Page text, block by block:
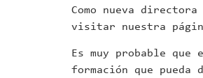
Como nueva
visitar nuestra
Es muy probable
formación que